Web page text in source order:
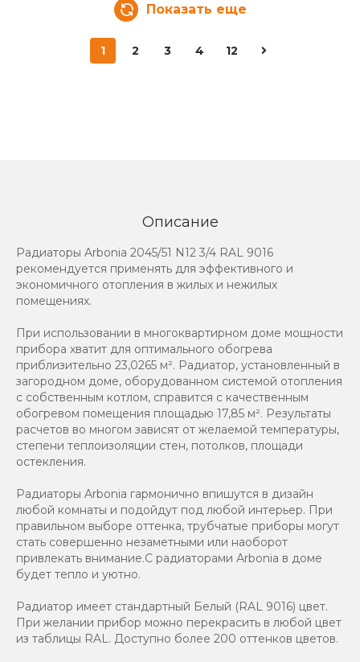
Показать еще
1 2 3 4 12
Описание
Радиаторы Arbonia 2045/51 N12 3/4 RAL 9016
рекомендуется применять для эффективного и
экономичного отопления в жилых и нежилых
помещениях.
При использовании в многоквартирном доме мощности
прибора хватит для оптимального обогрева
приблизительно 23,0265 м². Радиатор, установленный в
загородном доме, оборудованном системой отопления
с собственным котлом, справится с качественным
обогревом помещения площадью 17,85 м². Результаты
расчетов во многом зависят от желаемой температуры,
степени теплоизоляции стен, потолков, площади
остекления.
Радиаторы Arbonia гармонично впишутся в дизайн
любой комнаты и подойдут под любой интерьер. При
правильном выборе оттенка, трубчатые приборы могут
стать совершенно незаметными или наоборот
привлекать внимание.С радиаторами Аrbonia в доме
будет тепло и уютно.
Радиатор имеет стандартный Белый (RAL 9016) цвет.
При желании прибор можно перекрасить в любой цвет
из таблицы RAL. Доступно более 200 оттенков цветов.